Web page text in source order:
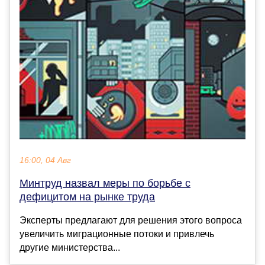
16:00, 04 Авг
Минтруд назвал меры по борьбе с
дефицитом на рынке труда
Эксперты предлагают для решения этого вопроса
увеличить миграционные потоки и привлечь
другие министерства...